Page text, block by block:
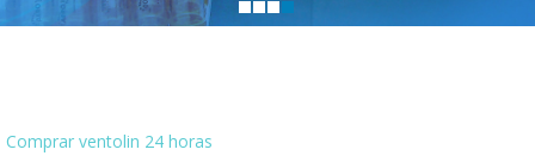
Comprar ventolin 24 horas